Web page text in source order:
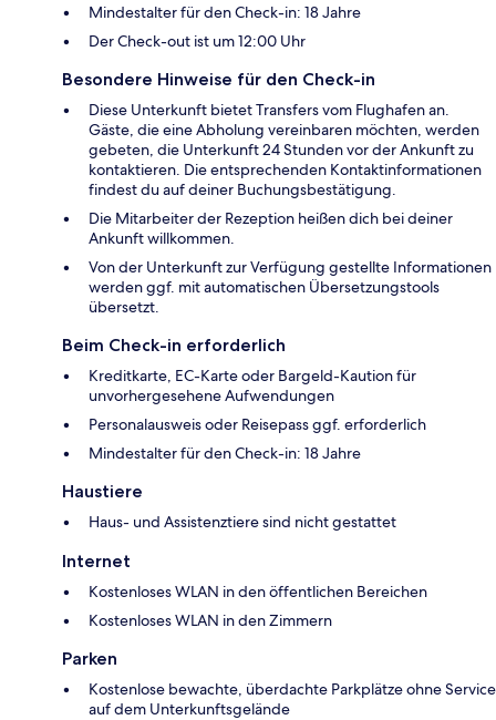
Mindestalter für den Check-in: 18 Jahre
Der Check-out ist um 12:00 Uhr
Besondere Hinweise für den Check-in
Diese Unterkunft bietet Transfers vom Flughafen an.
Gäste, die eine Abholung vereinbaren möchten, werden
gebeten, die Unterkunft 24 Stunden vor der Ankunft zu
kontaktieren. Die entsprechenden Kontaktinformationen
findest du auf deiner Buchungsbestätigung.
Die Mitarbeiter der Rezeption heißen dich bei deiner
Ankunft willkommen.
Von der Unterkunft zur Verfügung gestellte Informationen
werden ggf. mit automatischen Übersetzungstools
übersetzt.
Beim Check-in erforderlich
Kreditkarte, EC-Karte oder Bargeld-Kaution für
unvorhergesehene Aufwendungen
Personalausweis oder Reisepass ggf. erforderlich
Mindestalter für den Check-in: 18 Jahre
Haustiere
Haus- und Assistenztiere sind nicht gestattet
Internet
Kostenloses WLAN in den öffentlichen Bereichen
Kostenloses WLAN in den Zimmern
Parken
Kostenlose bewachte, überdachte Parkplätze ohne Service
auf dem Unterkunftsgelände